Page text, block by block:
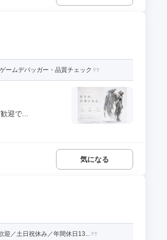
ームデバッガー・品質チェック
迎で...
気になる
迎／土日祝休み／年間休日13...